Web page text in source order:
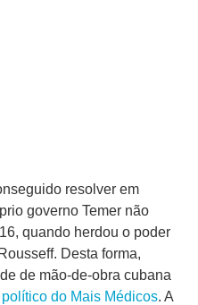
resolver em
governo Temer não
quando herdou o poder
Desta forma,
de mão-de-obra cubana
do Mais Médicos. A